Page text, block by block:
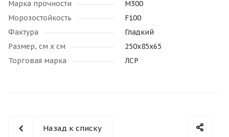
Марка прочности
М300
Морозостойкость
F100
Фактура
Гладкий
Размер, см х см
250х85х65
Торговая марка
ЛСР
Назад к списку